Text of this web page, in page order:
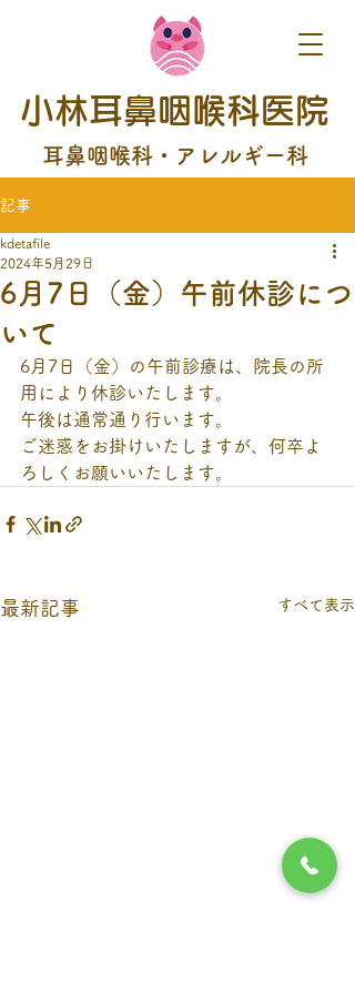
小林耳鼻咽喉科医院
耳鼻咽喉科・アレルギー科
記事
6月7日（金）午前休診につ
いて
kdetafile
2024年5月29日
6月7日（金）の午前診療は、院長の所
用により休診いたします。
午後は通常通り行います。
ご迷惑をお掛けいたしますが、何卒よ
ろしくお願いいたします。
最新記事 すべて表示